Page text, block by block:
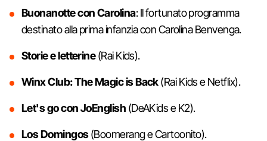
Buonanotte con Carolina: Il fortunato programma
destinato alla prima infanzia con Carolina Benvenga.
Storie e letterine(Rai Kids).
Winx Club: The Magic is Back(Rai Kids e Netflix).
Let's go con JoEnglish (DeAKids e K2).
Los Domingos(Boomerang e Cartoonito).